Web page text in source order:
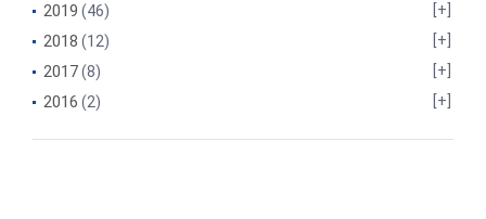
2019 (46)
2018 (12)
2017(8)
2016 (2)